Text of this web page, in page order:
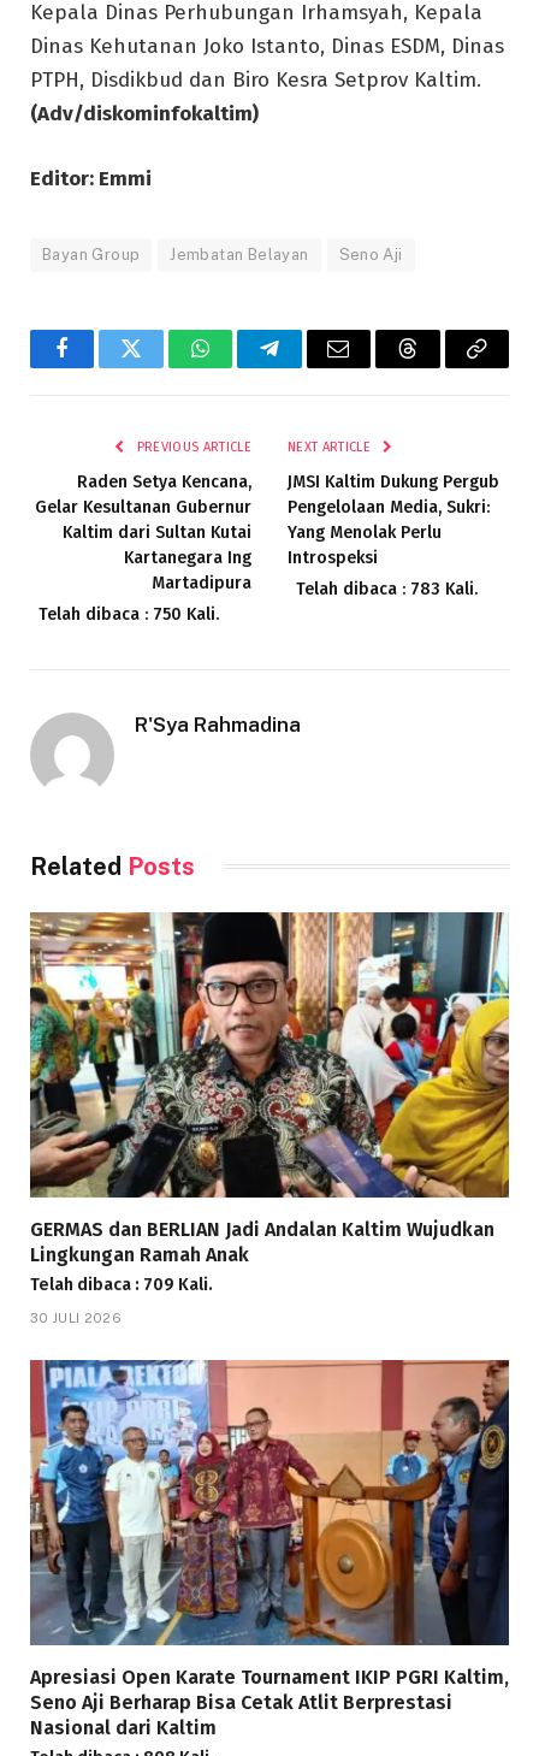
Kepala Dinas Perhubungan Irhamsyah, Kepala
Dinas Kehutanan Joko Istanto, Dinas ESDM, Dinas
PTPH, Disdikbud dan Biro Kesra Setprov Kaltim.
(Adv/diskominfokaltim)
Editor: Emmi
Bayan Group Jembatan Belayan Seno Aji
FacebookTwitter WhatsAppTelegramEmail ThreadsCopy
PREVIOUS ARTICLE
Raden Setya Kencana,
Gelar Kesultanan Gubernur
Kaltim dari Sultan Kutai
Kartanegara Ing
Martadipura
Telah dibaca : 750 Kali.
NEXT ARTICLE
JMSI Kaltim Dukung Pergub
Pengelolaan Media, Sukri:
Yang Menolak Perlu
Introspeksi
Telah dibaca : 783 Kali.
R'Sya Rahmadina
Related Posts
GERMAS dan BERLIAN Jadi Andalan Kaltim Wujudkan
Lingkungan Ramah Anak
Telah dibaca : 709 Kali.
30 JULI 2026
Apresiasi Open Karate Tournament IKIP PGRI Kaltim,
Seno Aji Berharap Bisa Cetak Atlit Berprestasi
Nasional dari Kaltim